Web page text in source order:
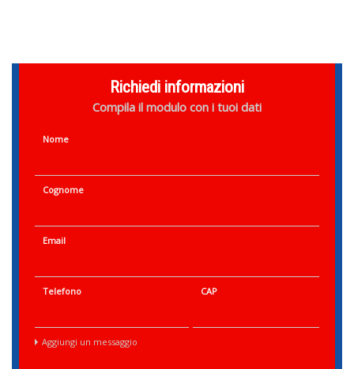
Richiedi informazioni
Compila il modulo con i tuoi dati
Nome
Cognome
Email
Telefono CAP
Aggiungi un messaggio